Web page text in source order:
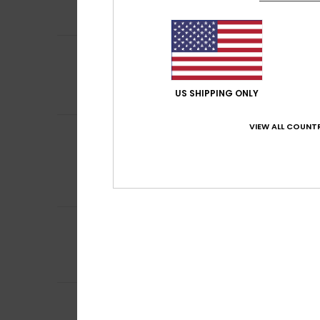
Confort: 5/5
Je
Jasmina
Des chaussures
Afficher original -
Confort
Romina Belen13
Je
US SHIPPING ONLY
VIEW ALL